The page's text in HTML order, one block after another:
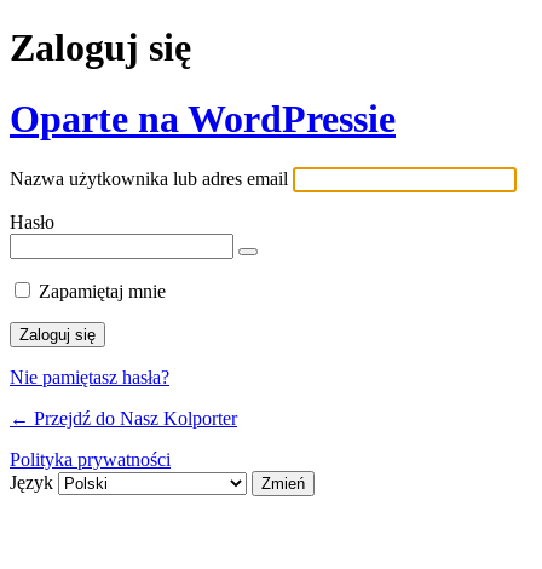
Zaloguj się
Oparte na WordPressie
Nazwa użytkownika lub adres email
Hasło
Zapamiętaj mnie
Nie pamiętasz hasła?
← Przejdź do Nasz Kolporter
Polityka prywatności
Język